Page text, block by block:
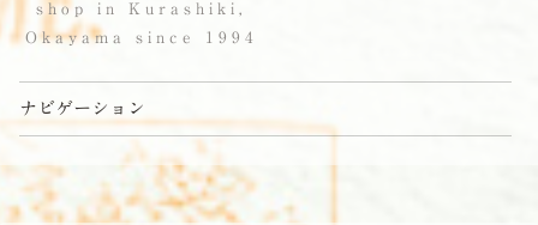
shop in Kurashiki,
Okayama since 1994
ナビゲーション
コンテンツへスキップ